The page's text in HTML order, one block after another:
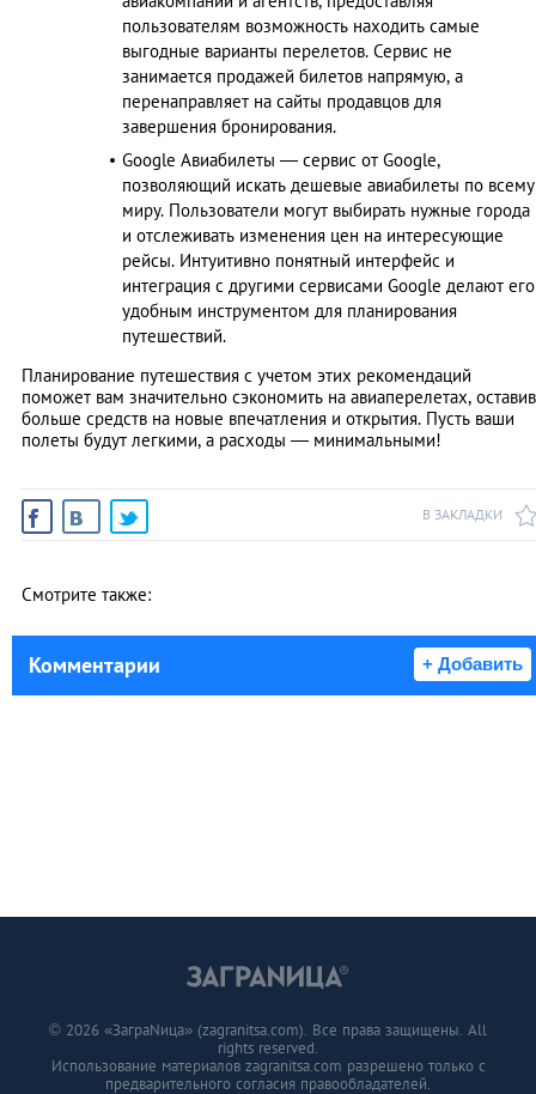
пользователям возможность находить самые
выгодные варианты перелетов. Сервис не
занимается продажей билетов напрямую, а
перенаправляет на сайты продавцов для
завершения бронирования.
Google Авиабилеты — сервис от Google,
позволяющий искать дешевые авиабилеты по всему
миру. Пользователи могут выбирать нужные города
и отслеживать изменения цен на интересующие
рейсы. Интуитивно понятный интерфейс и
интеграция с другими сервисами Google делают его
удобным инструментом для планирования
путешествий.
Планирование путешествия с учетом этих рекомендаций
поможет вам значительно сэкономить на авиаперелетах, оставив
больше средств на новые впечатления и открытия. Пусть ваши
полеты будут легкими, а расходы — минимальными!
В ЗАКЛАДКИ
Смотрите также:
Комментарии + Добавить
© 2026 «ЗаграNица» (zagranitsa.com). Все права защищены. All
rights reserved.
Использование материалов zagranitsa.com разрешено только с
предварительного согласия правообладателей.